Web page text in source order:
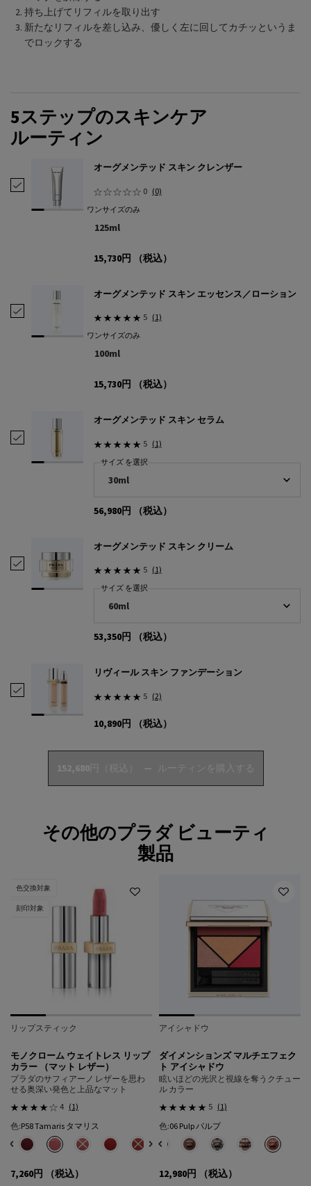
持ち上げてリフィルを取り出す​
新たなリフィルを差し込み、優しく左に回してカチッというま
でロックする​
5ステップのスキンケア
ルーティン
オーグメンテッド スキン クレンザー を選択
オーグメンテッド スキン クレンザー
0 (0)
ワンサイズのみ
125ml
15,730円 （税込）
オーグメンテッド スキン エッセンス／ローション を選択
オーグメンテッド スキン エッセンス／ローション
5 (1)
ワンサイズのみ
100ml
15,730円 （税込）
オーグメンテッド スキン セラム を選択
オーグメンテッド スキン セラム
5 (1)
サイズ を選択
56,980円 （税込）
オーグメンテッド スキン クリーム を選択
オーグメンテッド スキン クリーム
5 (1)
サイズ を選択
53,350円 （税込）
リヴィール スキン ファンデーション を選択
リヴィール スキン ファンデーション
5 (2)
10,890円 （税込）
152,680円 （税込） ― ルーティンを購入する
その他のプラダ ビューティ
製品
ションズ マルチエフェクト アイシャドウ、1/6
ト アイシャドウ、2/6
ャドウ、3/6
ト アイシャドウ、4/6
ト アイシャドウ、5/6
フェクト アイシャドウ、6/6
色交換対象
刻印対象
リップスティック
モノクローム ウェイトレス リップ
カラー （マット レザー）
プラダのサフィアーノ レザーを思わ
せる奥深い発色と上品なマット
4 (1)
色:P58 Tamaris タマリス
色を選択してください
{1} の場合
モノクローム ウェイトレス リップカラー （マット レザー）、1/18
のカラー モノクローム ウェイトレス リップカラー （マット レザー）、2/18
マホガニー のカラー モノクローム ウェイトレス リップカラー （マット レザー
フォーヴ のカラー モノクローム ウェイトレス リップカラー （マット レザ
, B13 Maron マロン のカラー モノクローム ウェイトレス リップカラー （マット
のカラー モノクローム ウェイトレス リップカラー （マット レザー）、6/18
は在庫切れです, O76 Amber アンバー のカラー モノクローム ウェイトレス リッ
ーションは在庫切れです, O77 Arancio アランチョ のカラー モノクローム ウェイ
済み
Fuxia フューシャ のカラー モノクローム ウェイトレス リップカラー （マット レ
選択済み
P56 Notte ノッテ のカラー モノクローム ウェイトレス リップカラー （マット
選択済み
P58 Tamaris タマリス のカラー モノクローム ウェイトレス リップカ
選択済み
商品バリエーションは在庫切れです, P59 Amarena アマレナ
選択済み
R26 Lava ラヴァ のカラー モノクローム ウェイトレス
選択済み
商品バリエーションは在庫切れです, R27
選択済み
R28 Fuoco フォーコ のカラー モノクロ
選択済み
商品バリエーションは在庫切れ
選択済み
P60 Brick Pink ブリック
選択済み
P61 Laque Pink
7,260円 （税込）
アイシャドウ
ダイメンションズ マルチエフェク
ト アイシャドウ
眩いほどの光沢と視線を奪うクチュー
ル カラー
5 (1)
色:06 Pulp パルプ
色を選択してください
{1} の場合
選択済み
商品バリエーションは在庫切れです, 01 Portrait
選択済み
02 Profusion プロフュージョン のカラー
選択済み
03 Pulse パルス のカラー ダイメ
選択済み
04 Poetry ポエトリー の
選択済み
05 Pure ピュア の
選択済み
06 Pulp パ
12,980円 （税込）